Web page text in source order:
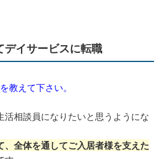
デイサービスに転職
教えて下さい。
活相談員になりたいと思うようにな
、全体を通してご入居者様を支えた